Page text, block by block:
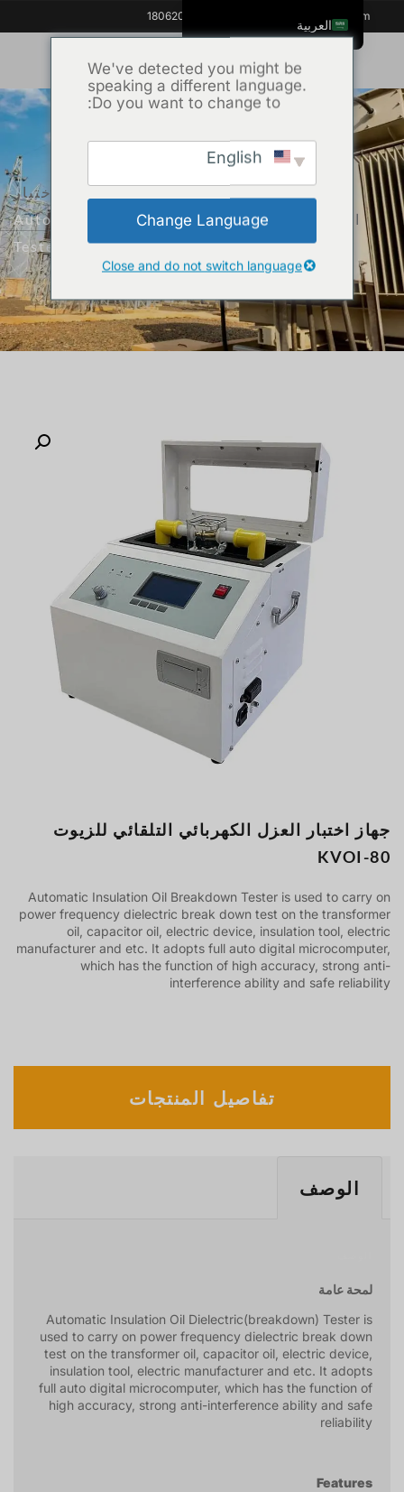
info@kvhipot.com
الرئيسية/المنتج/معدات اختبار
الزيت
/ Automatic Insulation Oil Dielectric
Tester KVOI-80
جهاز اختبار العزل الكهربائي التلقائي للزيوت
KVOI-80
Automatic Insulation Oil Breakdown Tester is used to carry on
power frequency dielectric break down test on the transformer
oil, capacitor oil, electric device, insulation tool, electric
manufacturer and etc. It adopts full auto digital microcomputer,
which has the function of high accuracy, strong anti-
interference ability and safe reliability
تفاصيل المنتجات
الوصف
لمحة عامة
Automatic Insulation Oil Dielectric(breakdown) Tester is
used to carry on power frequency dielectric break down
test on the transformer oil, capacitor oil, electric device,
insulation tool, electric manufacturer and etc. It adopts
full auto digital microcomputer, which has the function of
high accuracy, strong anti-interference ability and safe
reliability
Features
We've detected you might be
speaking a different language.
Do you want to change to:
Change Language
Close and do not switch language
العربية
Русский
Español
Português do Brasil
Español de Colombia
Español de México
Čeština
Español de Argentina
Slovenčina
Dansk
Polski
Deutsch
Svenska
O‘zbekcha
Bahasa Indonesia